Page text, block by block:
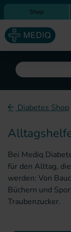
Direkt zur
Shop
Suche
Diabetes Shop
Bei Mediq
für den Alltag,
werden: Von
Büchern und
Traubenzucker.